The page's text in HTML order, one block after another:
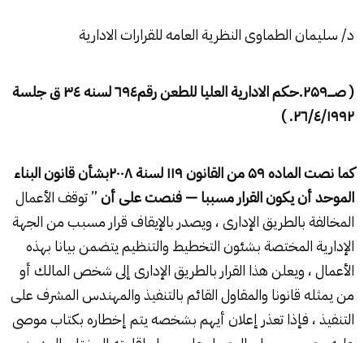
د/ سليمان الطماوى النظرية العامه للقرارات الادارية
( صــــ۲۵۹. حكم الادارية العليا للطعن رقم٦ ۹٤ لسنه ۳٤ ق جلسة
۲٦/٤/۱۹۹۲. )
كما نصت الماده۵۹من القانون۱۱۹لسنة۲۰۰۸بشأن قانون البناء
الموحد أن يكون القرار مسببا — فنصت على أن” توقف الأعمال
المخالفة بالطريق الإدارى ، ويصدر بالإيقاف قرار مسبب من الجهة
الإدارية المختصة بشئون التخطيط والتنظيم يتضمن بيانا بهذه
الأعمال ، ويعلن هذا القرار بالطريق الإدارى إلى شخص المالك أو
من يمثله قانونا والمقاول القائم بالتنفيذ والمهندس المشرف على
التنفيذ ، فإذا تعذر إعلان أيهم بشخصه يتم إخطاره بكتاب موصى